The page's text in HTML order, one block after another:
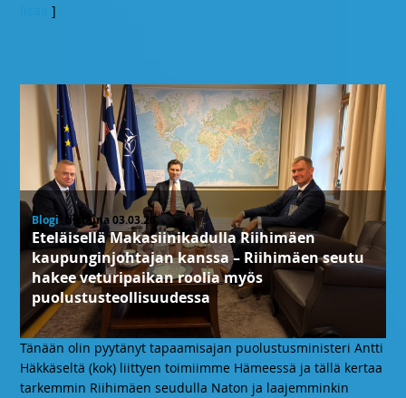
]
Blogi , tiistaina 03.03.26
Eteläisellä Makasiinikadulla Riihimäen
kaupunginjohtajan kanssa – Riihimäen seutu
hakee veturipaikan roolia myös
puolustusteollisuudessa
Tänään olin pyytänyt tapaamisajan puolustusministeri Antti
Häkkäseltä (kok) liittyen toimiimme Hämeessä ja tällä kertaa
tarkemmin Riihimäen seudulla Naton ja laajemminkin